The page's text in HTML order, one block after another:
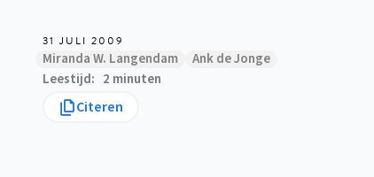
31 JULI 2009
Miranda W. Langendam
Ank de Jonge
Leestijd
2 minuten
Citeren